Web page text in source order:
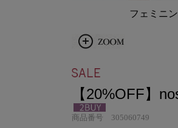
フェミニ
【20%OFF】
商品番号 305060749